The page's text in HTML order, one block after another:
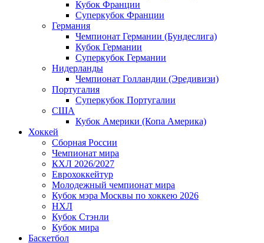
Кубок Франции
Суперкубок Франции
Германия
Чемпионат Германии (Бундеслига)
Кубок Германии
Суперкубок Германии
Нидерланды
Чемпионат Голландии (Эредивизи)
Португалия
Суперкубок Португалии
США
Кубок Америки (Копа Америка)
Хоккей
Сборная России
Чемпионат мира
КХЛ 2026/2027
Еврохоккейтур
Молодежный чемпионат мира
Кубок мэра Москвы по хоккею 2026
НХЛ
Кубок Стэнли
Кубок мира
Баскетбол